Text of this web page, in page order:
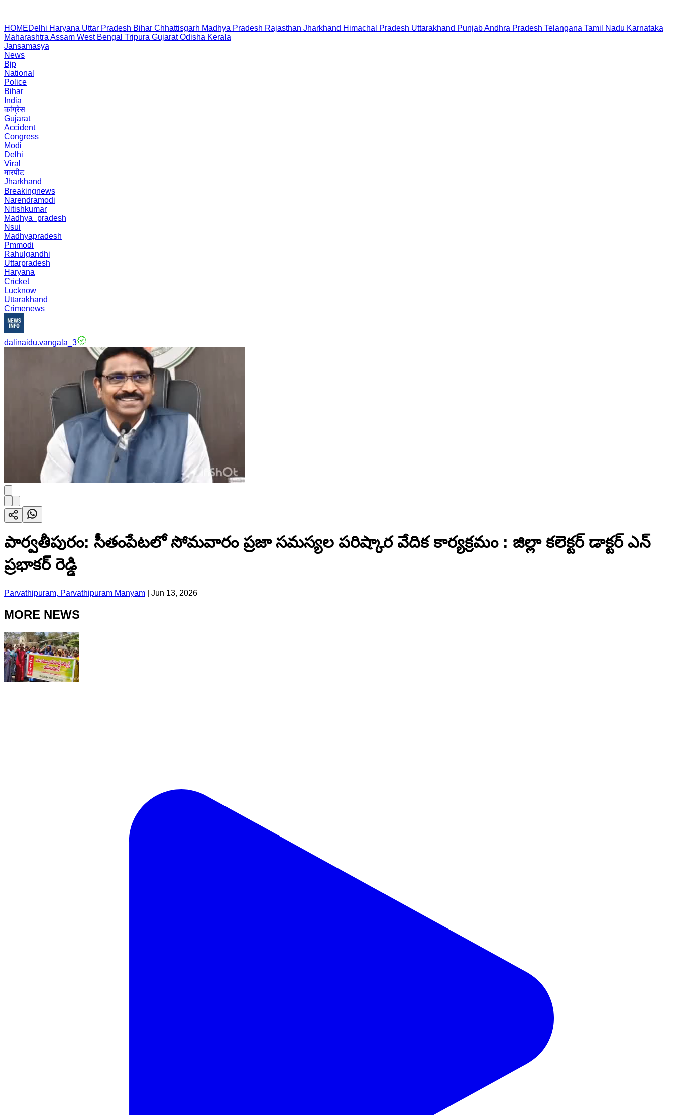
HOMEDelhi Haryana Uttar Pradesh Bihar Chhattisgarh Madhya Pradesh Rajasthan Jharkhand Himachal Pradesh Uttarakhand PunjabAndhra Pradesh Telangana Tamil Nadu Karnataka
Maharashtra Assam West Bengal Tripura Gujarat Odisha Kerala
Jansamasya
News
Bjp
National
Police
Bihar
India
कांग्रेस
Gujarat
Accident
Congress
Modi
Delhi
Viral
मारपीट
Jharkhand
Breakingnews
Narendramodi
Nitishkumar
Madhya_pradesh
Nsui
Madhyapradesh
Pmmodi
Rahulgandhi
Uttarpradesh
Haryana
Cricket
Lucknow
Uttarakhand
Crimenews
dalinaidu.vangala_3
పార్వతీపురం: సీతంపేటలో సోమవారం ప్రజా సమస్యల పరిష్కార వేదిక కార్యక్రమం : జిల్లా కలెక్టర్ డాక్టర్ ఎన్
ప్రభాకర్ రెడ్డి
Parvathipuram, Parvathipuram Manyam Jun 13, 2026
MORE NEWS